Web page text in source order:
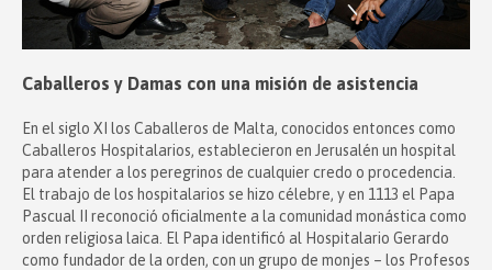
Caballeros y Damas con una misión de asistencia
En el siglo XI los Caballeros de Malta, conocidos entonces como
Caballeros Hospitalarios, establecieron en Jerusalén un hospital
para atender a los peregrinos de cualquier credo o procedencia.
El trabajo de los hospitalarios se hizo célebre, y en 1113 el Papa
Pascual II reconoció oficialmente a la comunidad monástica como
orden religiosa laica. El Papa identificó al Hospitalario Gerardo
como fundador de la orden, con un grupo de monjes – los Profesos